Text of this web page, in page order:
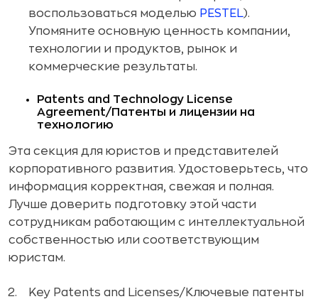
воспользоваться моделью PESTEL).
Упомяните основную ценность компании,
технологии и продуктов, рынок и
коммерческие результаты.
Patents and Technology License
Agreement/Патенты и лицензии на
технологию
Эта секция для юристов и представителей
корпоративного развития. Удостоверьтесь, что
информация корректная, свежая и полная.
Лучше доверить подготовку этой части
сотрудникам работающим с интеллектуальной
собственностью или соответствующим
юристам.
Key Patents and Licenses/Ключевые патенты